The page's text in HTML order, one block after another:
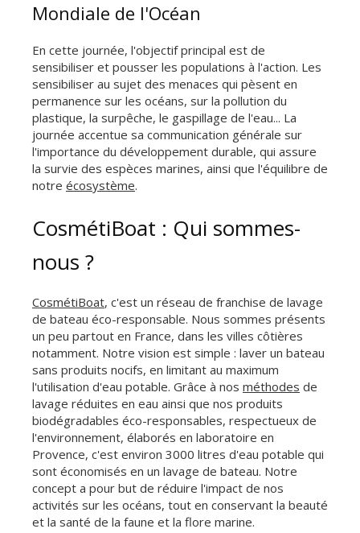
Mondiale de l'Océan
En cette journée, l'objectif principal est de
sensibiliser et pousser les populations à l'action. Les
sensibiliser au sujet des menaces qui pèsent en
permanence sur les océans, sur la pollution du
plastique, la surpêche, le gaspillage de l'eau... La
journée accentue sa communication générale sur
l'importance du développement durable, qui assure
la survie des espèces marines, ainsi que l'équilibre de
notre écosystème.
CosmétiBoat : Qui sommes-
nous ?
CosmétiBoat, c'est un réseau de franchise de lavage
de bateau éco-responsable. Nous sommes présents
un peu partout en France, dans les villes côtières
notamment. Notre vision est simple : laver un bateau
sans produits nocifs, en limitant au maximum
l'utilisation d'eau potable. Grâce à nos méthodes de
lavage réduites en eau ainsi que nos produits
biodégradables éco-responsables, respectueux de
l'environnement, élaborés en laboratoire en
Provence, c'est environ 3000 litres d'eau potable qui
sont économisés en un lavage de bateau. Notre
concept a pour but de réduire l'impact de nos
activités sur les océans, tout en conservant la beauté
et la santé de la faune et la flore marine.